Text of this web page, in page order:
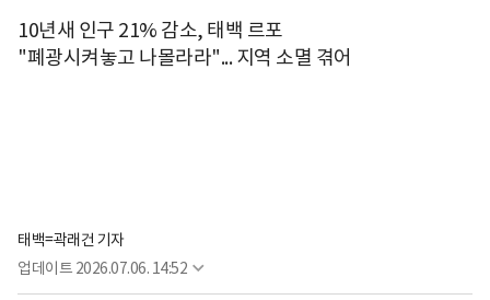
10년새 인구 21% 감소, 태백 르포
"폐광시켜놓고 나몰라라"... 지역 소멸 겪어
태백=곽래건 기자
업데이트 2026.07.06. 14:52